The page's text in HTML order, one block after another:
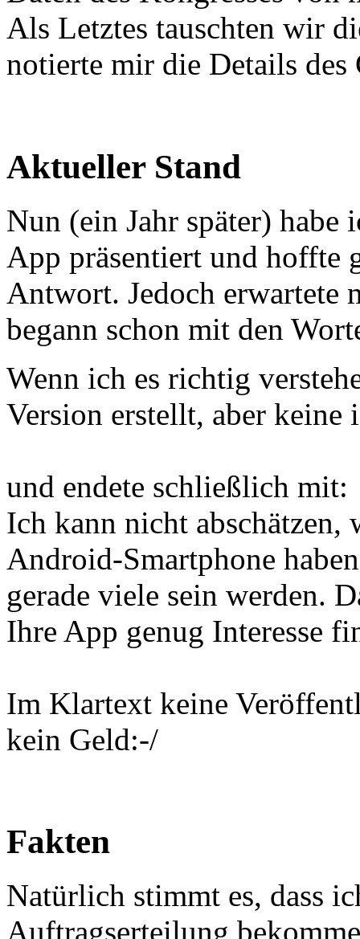
Als Letztes tauschten wir
notierte mir die Details des
Aktueller Stand
Nun (ein Jahr später) habe
App präsentiert und hoffte
Antwort. Jedoch erwartete
begann schon mit den
Wenn ich es richtig
Version erstellt, aber keine
und endete schließlich mit:
Ich kann nicht abschätzen,
Android-Smartphone
gerade viele sein werden.
Ihre App genug Interesse
Im Klartext keine
kein Geld:-/
Fakten
Natürlich stimmt es, dass
Auftragserteilung